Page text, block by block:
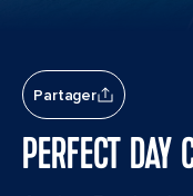
Partager
PERFECT DAY